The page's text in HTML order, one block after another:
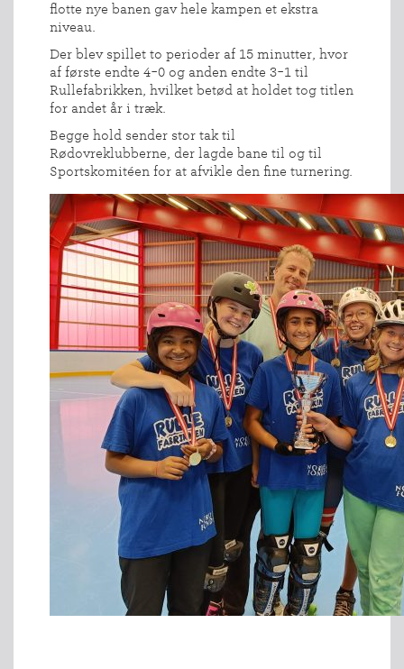
flotte nye banen gav hele kampen et ekstra
niveau.
Der blev spillet to perioder af 15 minutter, hvor
af første endte 4-0 og anden endte 3-1 til
Rullefabrikken, hvilket betød at holdet tog titlen
for andet år i træk.
Begge hold sender stor tak til
Rødovreklubberne, der lagde bane til og til
Sportskomitéen for at afvikle den fine turnering.